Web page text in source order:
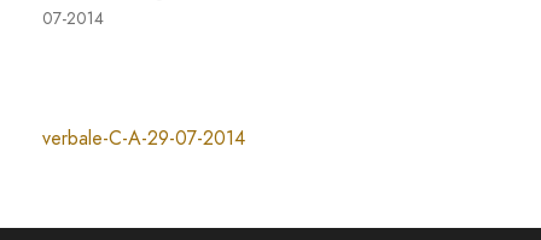
07-2014
verbale-C-A-29-07-2014